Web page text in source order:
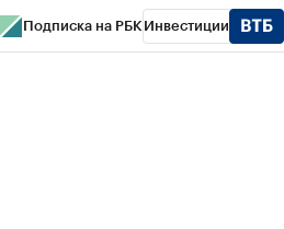
Подписка на РБК Инвестиции